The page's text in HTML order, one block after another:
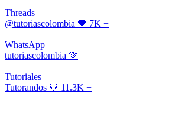
Threads
@tutoriascolombia 🖤 7K +
WhatsApp
tutoriascolombia 💚
Tutoriales
Tutorandos 💛 11.3K +